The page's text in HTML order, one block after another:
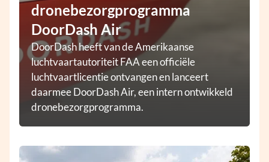
dronebezorgprogramma
DoorDash Air
DoorDash heeft van de Amerikaanse
luchtvaartautoriteit FAA een officiële
luchtvaartlicentie ontvangen en lanceert
daarmee DoorDash Air, een intern ontwikkeld
dronebezorgprogramma.